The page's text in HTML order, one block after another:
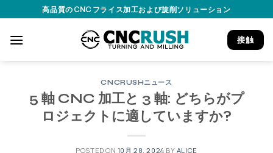
to
content
高品質の CNC フライス加工および旋削ソリューション
接触
CNCRUSHニュース
5 軸 CNC 加工と 3 軸: どちらがプ
ロジェクトに適していますか?
POSTED ON 10月 28, 2024 BY ALICE